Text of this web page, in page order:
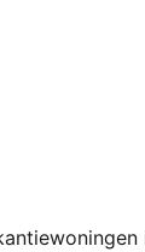
bij ons